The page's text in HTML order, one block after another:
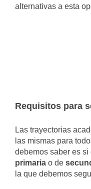
alternativas a esta
Requisitos para
Las trayectorias
las mismas para
debemos saber es si
primaria o de
la que debemos